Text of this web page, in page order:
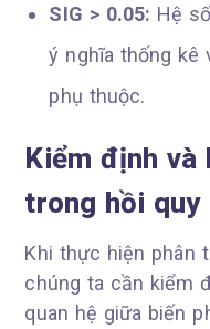
SIG > 0.05: Hệ
ý nghĩa thống kê
phụ thuộc.
Kiểm định
trong hồi
Khi thực hiện phân
chúng ta cần kiểm
quan hệ giữa biến